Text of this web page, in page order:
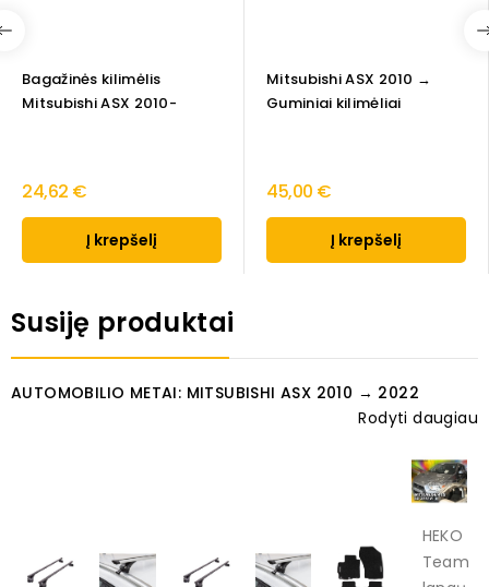
Bagažinės kilimėlis
Mitsubishi ASX 2010-
24,62 €
Į krepšelį
Mitsubishi ASX 2010 →
Guminiai kilimėliai
45,00 €
Į krepšelį
Susiję produktai
AUTOMOBILIO METAI: MITSUBISHI ASX 2010 → 2022
Rodyti daugiau
HEKO
Team